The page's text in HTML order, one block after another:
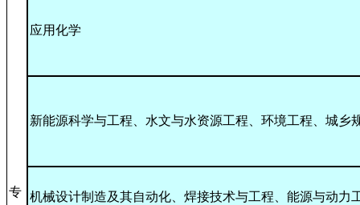
专
应用化学
新能源科学与工程、水文与水资源工程、环境工程、城乡
机械设计制造及其自动化、焊接技术与工程、能源与动力